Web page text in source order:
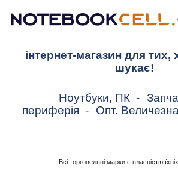
інтернет-магазин для тих,
шукає!
Ноутбуки, ПК -
периферія - Опт.
Всі торговельні марки є власністю